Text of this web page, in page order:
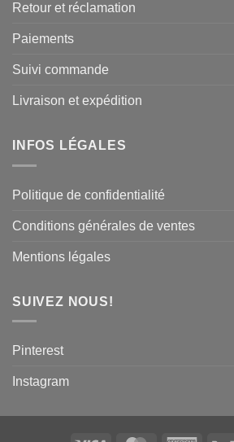
Retour et réclamation
Paiements
Suivi commande
Livraison et expédition
INFOS LÉGALES
Politique de confidentialité
Conditions générales de ventes
Mentions légales
SUIVEZ NOUS!
Pinterest
Instagram